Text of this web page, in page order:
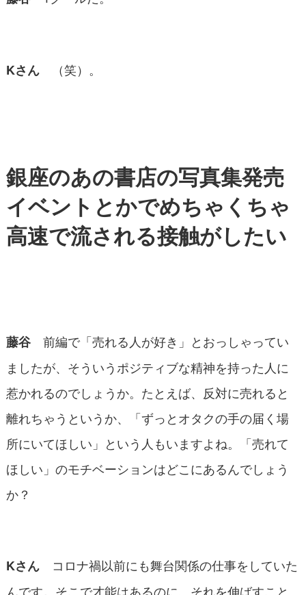
Kさん（笑）。
銀座のあの書店の写真集発売
イベントとかでめちゃくちゃ
高速で流される接触がしたい
藤谷 前編で「売れる人が好き」とおっしゃってい
ましたが、そういうポジティブな精神を持った人に
惹かれるのでしょうか。たとえば、反対に売れると
離れちゃうというか、「ずっとオタクの手の届く場
所にいてほしい」という人もいますよね。「売れて
ほしい」のモチベーションはどこにあるんでしょう
か？
Kさんコロナ禍以前にも舞台関係の仕事をしていた
んです。そこで才能はあるのに、それを伸ばすこと